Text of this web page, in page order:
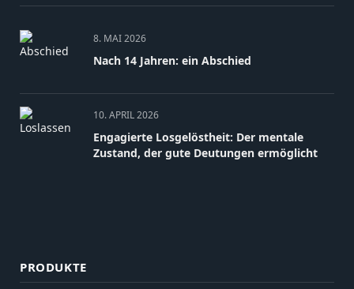
8. MAI 2026
Nach 14 Jahren: ein Abschied
10. APRIL 2026
Engagierte Losgelöstheit: Der mentale
Zustand, der gute Deutungen ermöglicht
PRODUKTE